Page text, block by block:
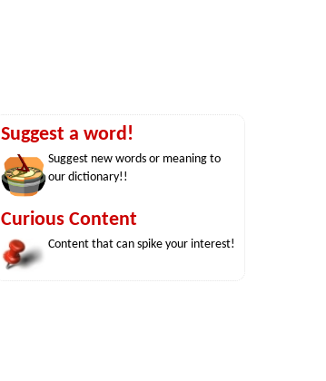
Suggest a word!
Suggest new words or meaning to
our dictionary!!
Curious Content
Content that can spike your interest!